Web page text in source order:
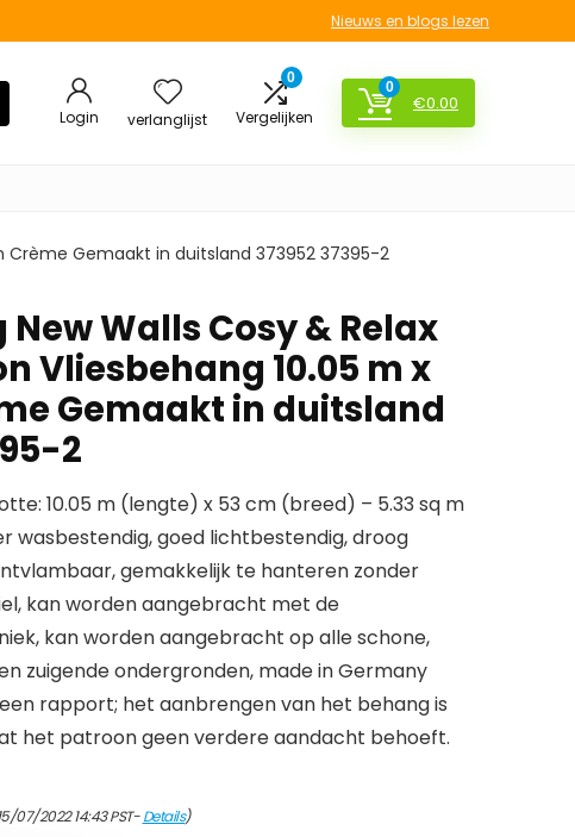
Nieuws en blogs lezen
Login verlanglijst
0
Vergelijken
0
€0.00
Crème Gemaakt in duitsland 373952 37395-2
New Walls Cosy & Relax
Vliesbehang 10.05 m x
Gemaakt in duitsland
2
10.05 m (lengte) x 53 cm (breed) – 5.33 sq m
wasbestendig, goed lichtbestendig, droog
gemakkelijk te hanteren zonder
kan worden aangebracht met de
kan worden aangebracht op alle schone,
zuigende ondergronden, made in Germany
rapport; het aanbrengen van het behang is
het patroon geen verdere aandacht behoeft.
07/2022 14:43 PST-Details)